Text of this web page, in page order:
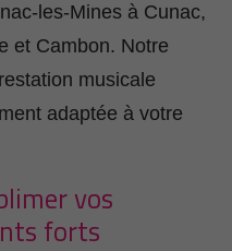
les-Mines à Cunac,
et Cambon. Notre
musicale
adaptée à votre
vos
forts